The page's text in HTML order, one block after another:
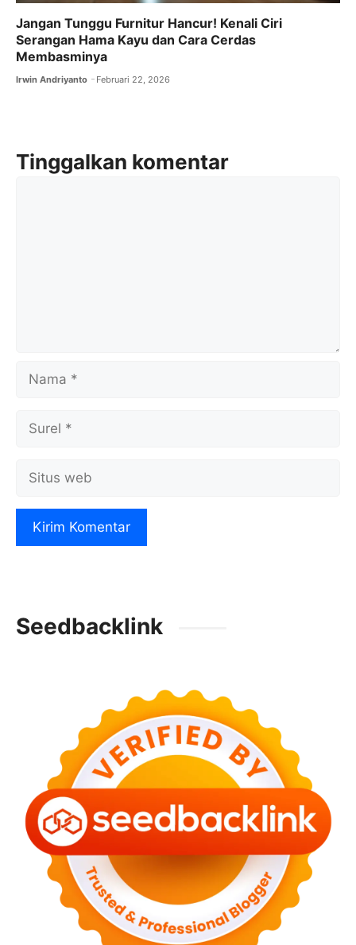
Jangan Tunggu Furnitur Hancur! Kenali Ciri
Serangan Hama Kayu dan Cara Cerdas
Membasminya
Irwin Andriyanto Februari 22, 2026
Tinggalkan komentar
web
Seedbacklink